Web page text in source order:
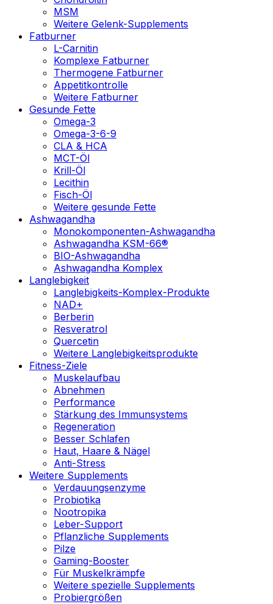
MSM
Weitere Gelenk-Supplements
Fatburner
L-Carnitin
Komplexe Fatburner
Thermogene Fatburner
Appetitkontrolle
Weitere Fatburner
Gesunde Fette
Omega-3
Omega-3-6-9
CLA & HCA
MCT-Öl
Krill-Öl
Lecithin
Fisch-Öl
Weitere gesunde Fette
Ashwagandha
Monokomponenten-Ashwagandha
Ashwagandha KSM-66®
BIO-Ashwagandha
Ashwagandha Komplex
Langlebigkeit
Langlebigkeits-Komplex-Produkte
NAD+
Berberin
Resveratrol
Quercetin
Weitere Langlebigkeitsprodukte
Fitness-Ziele
Muskelaufbau
Abnehmen
Performance
Stärkung des Immunsystems
Regeneration
Besser Schlafen
Haut, Haare & Nägel
Anti-Stress
Weitere Supplements
Verdauungsenzyme
Probiotika
Nootropika
Leber-Support
Pflanzliche Supplements
Pilze
Gaming-Booster
Für Muskelkrämpfe
Weitere spezielle Supplements
Probiergrößen